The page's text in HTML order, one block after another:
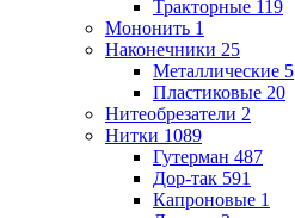
Тракторные 119
Мононить 1
Наконечники 25
Металлические 5
Пластиковые 20
Нитеобрезатели 2
Нитки 1089
Гутерман 487
Дор-так 591
Капроновые 1